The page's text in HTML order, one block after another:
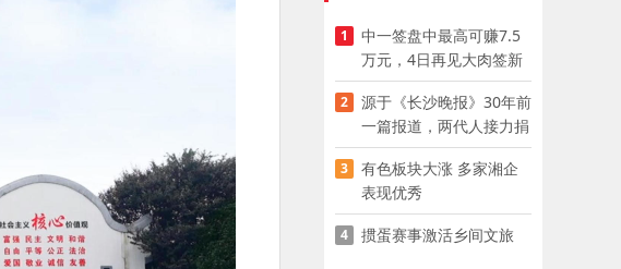
1
中一签盘中最高可赚7.5
万元，4日再见大肉签新
股
2
源于《长沙晚报》30年前
一篇报道，两代人接力捐
资助学
3
有色板块大涨 多家湘企
表现优秀
4 掼蛋赛事激活乡间文旅